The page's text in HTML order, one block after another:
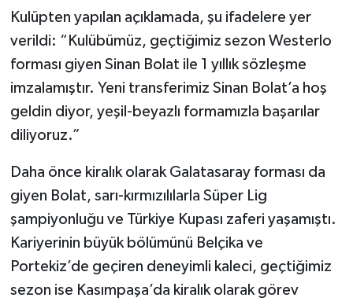
Kulüpten yapılan açıklamada, şu ifadelere yer
verildi: “Kulübümüz, geçtiğimiz sezon Westerlo
forması giyen Sinan Bolat ile 1 yıllık sözleşme
imzalamıştır. Yeni transferimiz Sinan Bolat’a hoş
geldin diyor, yeşil-beyazlı formamızla başarılar
diliyoruz.”
Daha önce kiralık olarak Galatasaray forması da
giyen Bolat, sarı-kırmızılılarla Süper Lig
şampiyonluğu ve Türkiye Kupası zaferi yaşamıştı.
Kariyerinin büyük bölümünü Belçika ve
Portekiz’de geçiren deneyimli kaleci, geçtiğimiz
sezon ise Kasımpaşa’da kiralık olarak görev